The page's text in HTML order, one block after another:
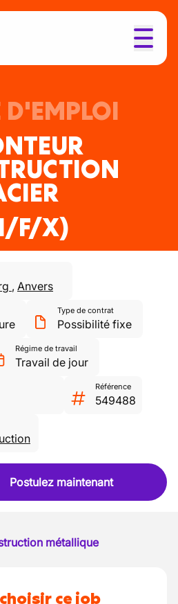
D'EMPLOI
F/X)
, Anvers
Type de contrat
Possibilité fixe
Régime de travail
Travail de jour
Référence
549488
Postulez maintenant
métallique
ce job